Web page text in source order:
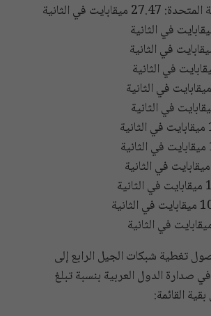
ميقابايت في الثانية
تغطية شبكات الجيل الرابع إلى
صدارة الدول العربية بنسبة تبلغ